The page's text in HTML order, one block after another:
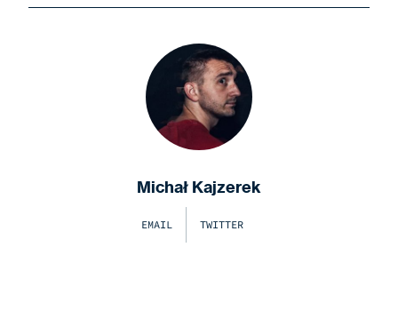
Michał Kajzerek
EMAIL TWITTER